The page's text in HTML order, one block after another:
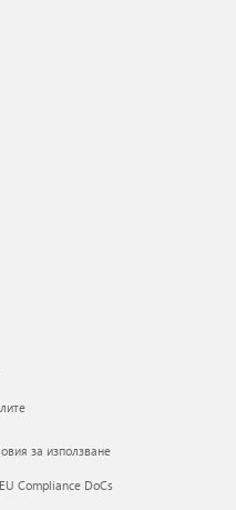
за използване
EU Compliance DoCs